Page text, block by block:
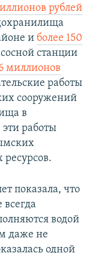
рублей
и более 150
станции
миллионов
работы
сооружений
в
работы
показала, что
водой
даже не
одной